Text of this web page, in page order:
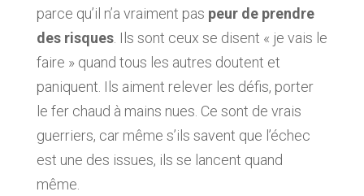
parce qu’il n’a vraiment pas peur de prendre
des risques. Ils sont ceux se disent « je vais le
faire » quand tous les autres doutent et
paniquent. Ils aiment relever les défis, porter
le fer chaud à mains nues. Ce sont de vrais
guerriers, car même s’ils savent que l’échec
est une des issues, ils se lancent quand
même.